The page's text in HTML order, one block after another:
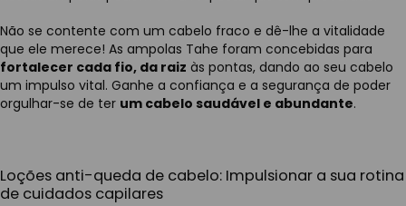
Não se contente com um cabelo fraco e dê-lhe a vitalidade
que ele merece! As ampolas Tahe foram concebidas para
fortalecer cada fio, da raiz às pontas, dando ao seu cabelo
um impulso vital. Ganhe a confiança e a segurança de poder
orgulhar-se de ter um cabelo saudável e abundante.
Loções anti-queda de cabelo: Impulsionar a sua rotina
de cuidados capilares